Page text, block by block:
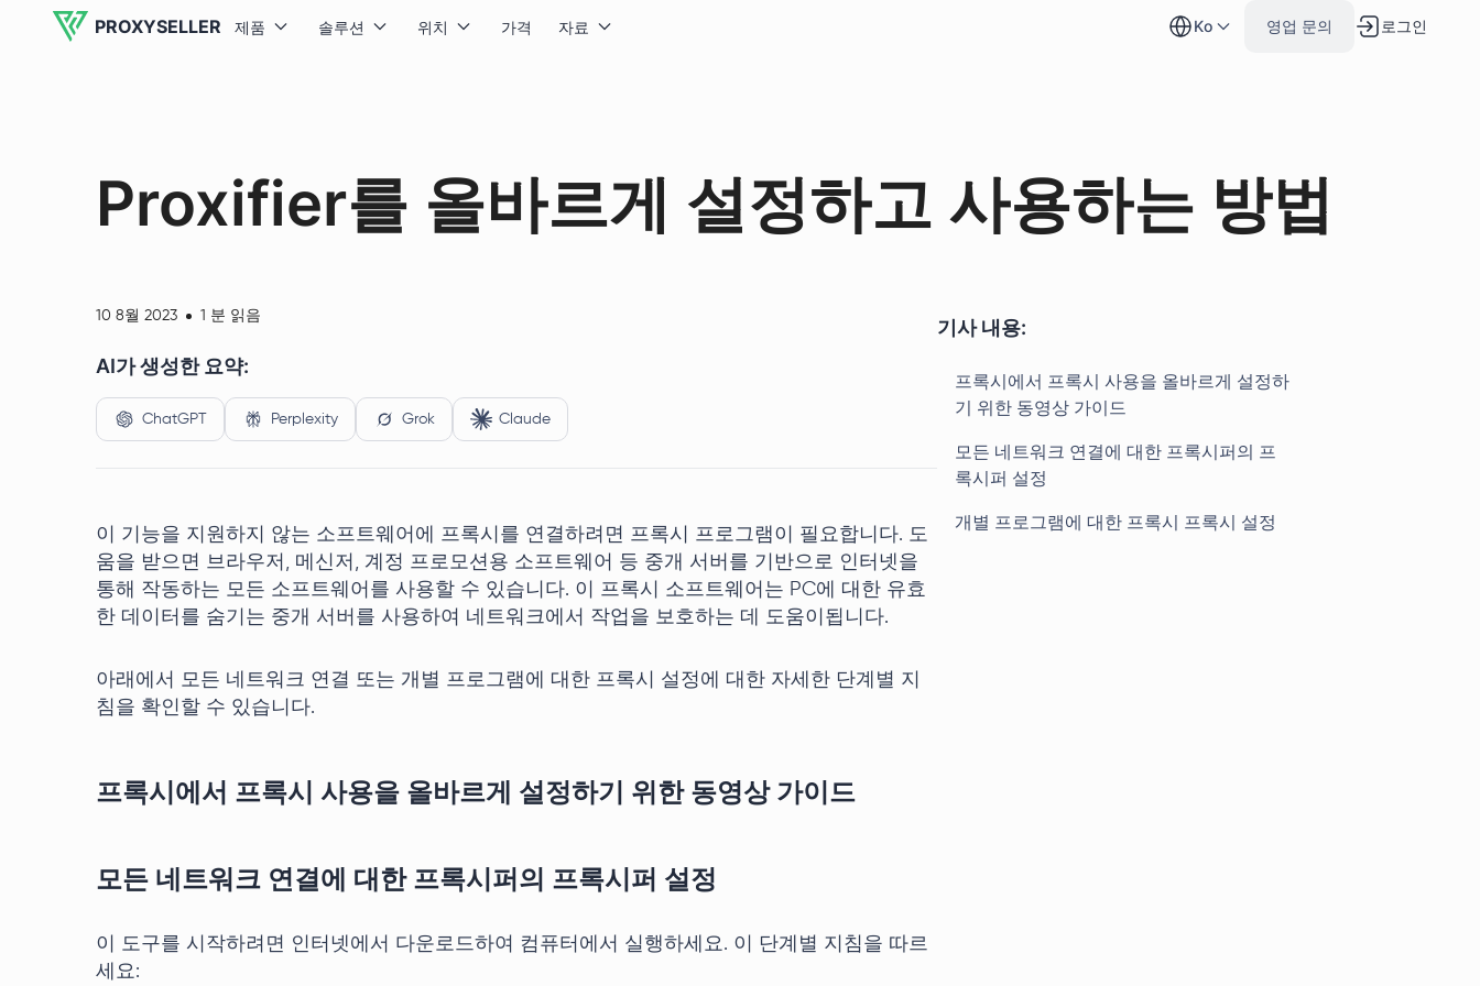
PROXYSELLER 제품 솔루션 위치 가격 자료 ko 영업 문의 로그인
Proxifier를 올바르게 설정하고 사용하는 방법
10 8월 2023 1 분 읽음
AI가 생성한 요약:
ChatGPT Perplexity Grok Claude
이 기능을 지원하지 않는 소프트웨어에 프록시를 연결하려면 프록시 프로그램이 필요합니다. 도
움을 받으면 브라우저, 메신저, 계정 프로모션용 소프트웨어 등 중개 서버를 기반으로 인터넷을
통해 작동하는 모든 소프트웨어를 사용할 수 있습니다. 이 프록시 소프트웨어는 PC에 대한 유효
한 데이터를 숨기는 중개 서버를 사용하여 네트워크에서 작업을 보호하는 데 도움이됩니다.
아래에서 모든 네트워크 연결 또는 개별 프로그램에 대한 프록시 설정에 대한 자세한 단계별 지
침을 확인할 수 있습니다.
프록시에서 프록시 사용을 올바르게 설정하기 위한 동영상 가이드
모든 네트워크 연결에 대한 프록시퍼의 프록시퍼 설정
이 도구를 시작하려면 인터넷에서 다운로드하여 컴퓨터에서 실행하세요. 이 단계별 지침을 따르
세요:
기사 내용:
프록시에서 프록시 사용을 올바르게 설정하
기 위한 동영상 가이드
모든 네트워크 연결에 대한 프록시퍼의 프
록시퍼 설정
개별 프로그램에 대한 프록시 프록시 설정